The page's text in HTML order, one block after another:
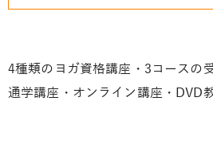
4種類のヨガ資格講座・3コースの
通学講座・オンライン講座・DVD